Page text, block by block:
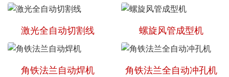
激光全自动切割线 螺旋风管成型机
角铁法兰自动焊机 角铁法兰全自动冲孔机